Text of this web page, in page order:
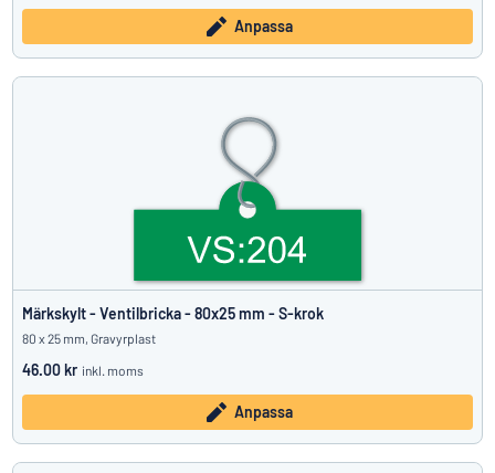
Anpassa
Märkskylt - Ventilbricka - 80x25 mm - S-krok
80 x 25 mm, Gravyrplast
46.00 kr inkl. moms
Anpassa